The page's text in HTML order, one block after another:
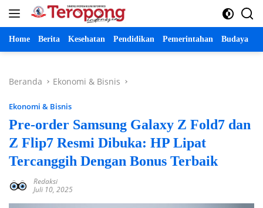
Langsung
Home Berita Kesehatan Pendidikan Pemerintahan Budaya
Beranda Ekonomi & Bisnis
Ekonomi & Bisnis
Pre-order Samsung Galaxy Z Fold7 dan
Z Flip7 Resmi Dibuka: HP Lipat
Tercanggih Dengan Bonus Terbaik
Redaksi
Juli 10, 2025